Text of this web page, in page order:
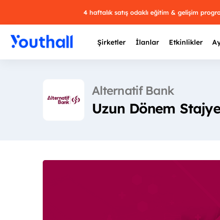
4 haftalık satış odaklı eğitim & gelişim
Şirketler İlanlar Etkinlikler
Alternatif Bank
Uzun Dönem